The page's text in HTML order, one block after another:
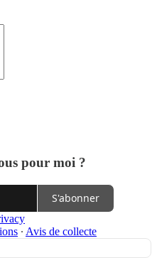
pour moi ?
S'abonner
∙ Avis de collecte